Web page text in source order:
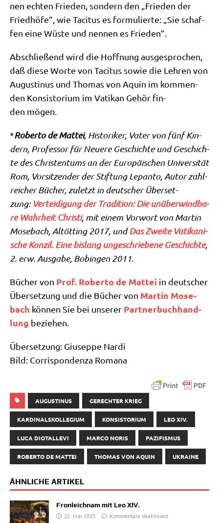
nen ech­ten Frie­den, son­dern den „Frie­den der
Fried­hö­fe“, wie Taci­tus es for­mu­lier­te: „Sie schaf­
fen eine Wüste und nen­nen es Frieden“.
Abschlie­ßend wird die Hoff­nung aus­ge­spro­chen,
daß die­se Wor­te von Taci­tus sowie die Leh­ren von
Augu­sti­nus und Tho­mas von Aquin im kom­men­
den Kon­si­sto­ri­um im Vati­kan Gehör fin­
den mögen.
*Rober­to de Mat­tei, Histo­ri­ker, Vater von fünf Kin­
dern, Pro­fes­sor für Neue­re Geschich­te und Geschich­
te des Chri­sten­tums an der Euro­päi­schen Uni­ver­si­tät
Rom, Vor­sit­zen­der der Stif­tung Lepan­to, Autor zahl­
rei­cher Bücher, zuletzt in deut­scher Über­set­
zung: Ver­tei­di­gung der Tra­di­ti­on: Die unüber­wind­ba­
re Wahr­heit Chri­sti, mit einem Vor­wort von Mar­tin
Mose­bach, Alt­öt­ting 2017, undDas Zwei­te Vati­ka­ni­
sche Kon­zil. Eine bis­lang unge­schrie­be­ne Geschich­te,
2. erw. Aus­ga­be, Bobin­gen 2011.
Bücher von Prof. Rober­to de Mat­tei in deut­scher
Über­set­zung und die Bücher von Mar­tin Mose­
bach kön­nen Sie bei unse­rer Part­ner­buch­hand­
lung beziehen.
Über­set­zung: Giu­sep­pe Nar­di
Bild: Cor­ri­spon­den­za Romana
AUGUSTINUS GERECHTER KRIEG
KARDINALSKOLLEGIUM KONSISTORIUM LEO XIV.
LUCA DIOTALLEVI MARCO NORIS PAZIFISMUS
ROBERTO DE MATTEI THOMAS VON AQUIN UKRAINE
ÄHNLICHE ARTIKEL
Fronleichnam mit Leo XIV.
22. Mai 2025
Kommentare deaktiviert